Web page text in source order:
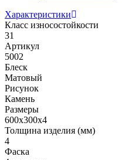
Характеристики
Класс износостойкости
31
Артикул
5002
Блеск
Матовый
Рисунок
Камень
Размеры
600x300x4
Толщина изделия (мм)
4
Фаска